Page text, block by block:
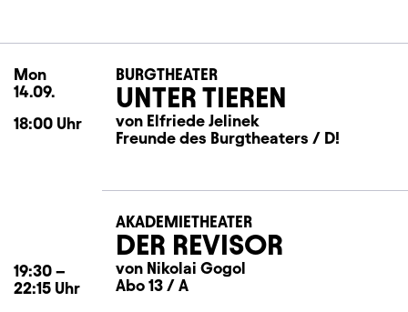
Mon
14.09.
18:00 Uhr
BURGTHEATER
UNTER TIEREN
von Elfriede Jelinek
Freunde des Burgtheaters / D!
19:30 –
22:15 Uhr
AKADEMIETHEATER
DER REVISOR
von Nikolai Gogol
Abo 13 / A